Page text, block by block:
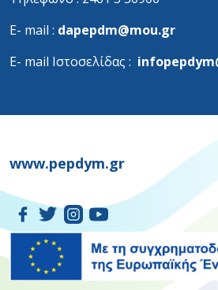
Ε- mail : dapepdm@mou.gr
Ε- mail Ιστοσελίδας :
www.pepdym.gr